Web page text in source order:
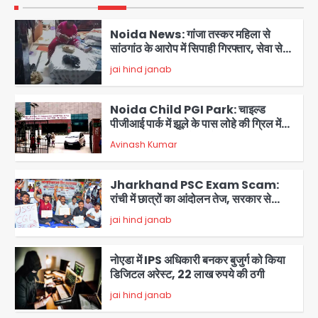
2
Noida News: गांजा तस्कर महिला से
सांठगांठ के आरोप में सिपाही गिरफ्तार, सेवा से
बर्खास्त, कई पुलिसकर्मियों में डर
jai hind janab
3
Noida Child PGI Park: चाइल्ड
पीजीआई पार्क में झूले के पास लोहे की ग्रिल में
उतरा करंट, 7 साल के बच्चे की हालत गंभीर,
बिजली विभाग पर लापरवाही का आरोप
Avinash Kumar
4
Jharkhand PSC Exam Scam:
रांची में छात्रों का आंदोलन तेज, सरकार से
बातचीत को तैयार, रखीं दो बड़ी शर्तें
jai hind janab
5
नोएडा में IPS अधिकारी बनकर बुजुर्ग को किया
डिजिटल अरेस्ट, 22 लाख रुपये की ठगी
jai hind janab